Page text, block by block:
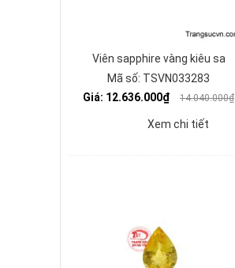
Viên sapphire vàng kiêu sa
Mã số: TSVN033283
Giá: 12.636.000₫
14.040.000₫
Xem chi tiết